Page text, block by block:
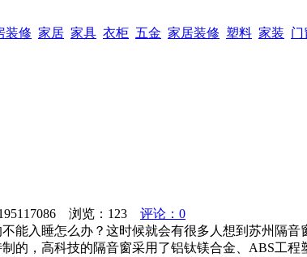
装修 家居 家具 衣柜 五金 家居装修 塑料 家装 门
浏览： 123
评论：0
能入睡怎么办？这时候就会有很多人想到苏州隔
的，高科技的隔音窗采用了铝钛镁合金、ABS工